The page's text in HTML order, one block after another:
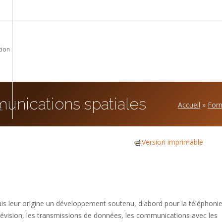
spatiales Accueil »
Version imprimable
leur origine un développement soutenu, d'abord pour la téléphonie
les transmissions de données, les communications avec les